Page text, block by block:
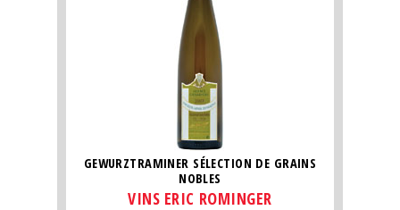
GEWURZTRAMINER SÉLECTION DE GRAINS
NOBLES
VINS ERIC ROMINGER